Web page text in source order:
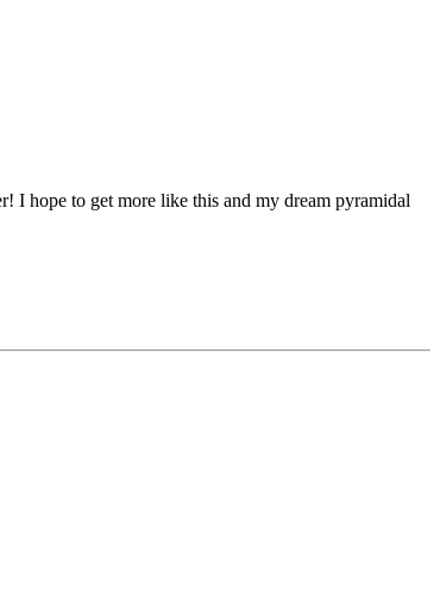
I hope to get more like this and my dream pyramidal